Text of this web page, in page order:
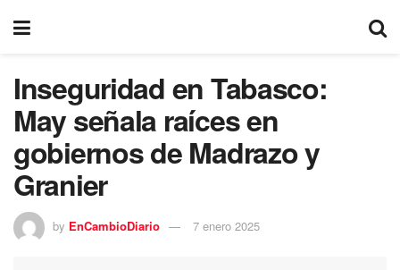
Inseguridad en Tabasco:
May señala raíces en
gobiernos de Madrazo y
Granier
by EnCambioDiario 7 enero 2025